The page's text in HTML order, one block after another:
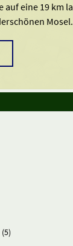
auf eine 19 km
(5)